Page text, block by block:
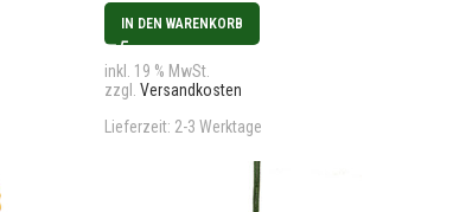
IN DEN WARENKORB
inkl. 19 % MwSt.
zzgl.Versandkosten
Lieferzeit: 2-3 Werktage